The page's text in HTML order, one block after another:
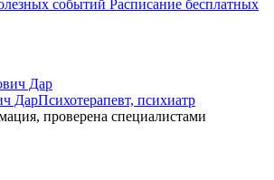
событий Расписание бесплатных
ДарПсихотерапевт, психиатр
проверена специалистами